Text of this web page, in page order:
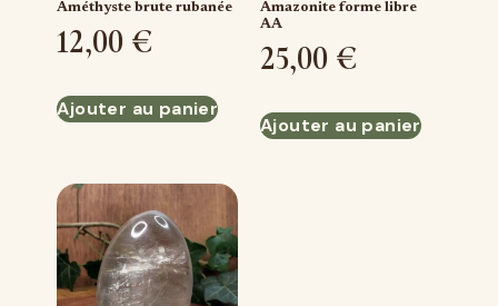
Améthyste brute rubanée
12,00 €
Ajouter au panier
Amazonite forme libre
AA
25,00 €
Ajouter au panier